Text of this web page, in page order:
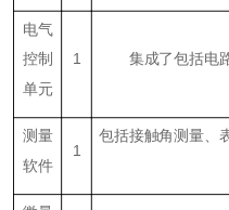
电气
控制
单元
1 集成了包括电
测量
软件
1
包括接触角测量、